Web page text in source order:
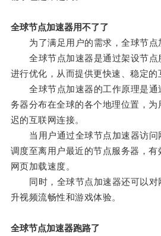
全球节点加速器用不了了
为了满足用户的需求，全球节点
全球节点加速器是通过架设节点
进行优化，从而提供更快速、稳定的
全球节点加速器的工作原理是通
务器分布在全球的各个地理位置，
迟的互联网连接。
当用户通过全球节点加速器访问
调度至离用户最近的节点服务器，
网页加载速度。
同时，全球节点加速器还可以对
升视频流畅性和游戏体验。
全球节点加速器跑路了